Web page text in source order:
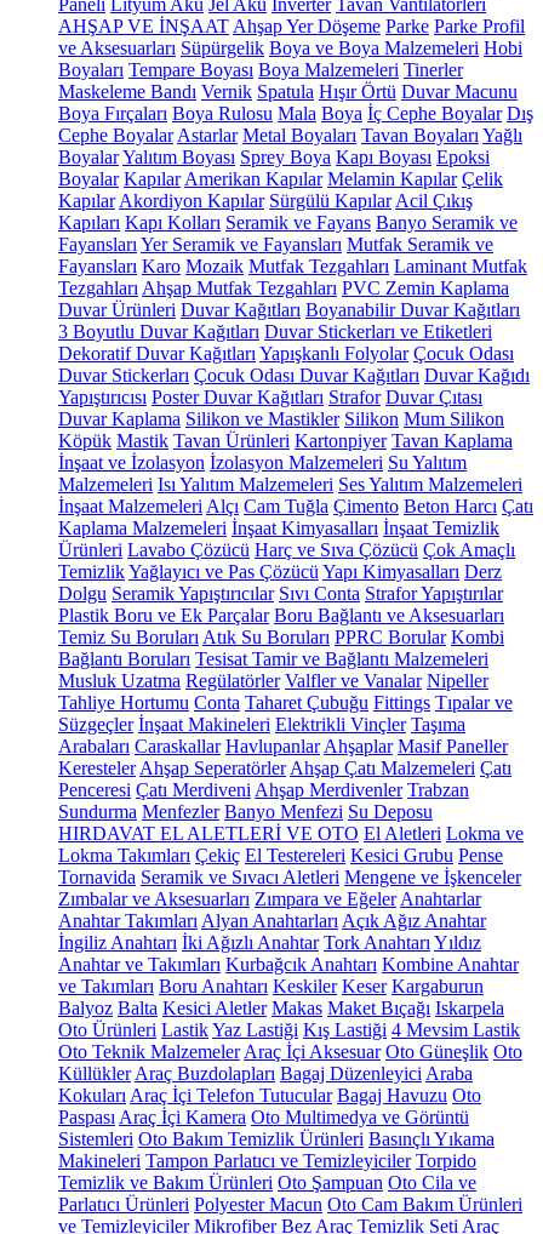
Paneli Lityum Akü Jel Akü İnverter Tavan Vantilatörleri
AHŞAP VE İNŞAAT Ahşap Yer Döşeme Parke Parke Profil
ve Aksesuarları Süpürgelik Boya ve Boya Malzemeleri Hobi
Boyaları Tempare Boyası Boya Malzemeleri Tinerler
Maskeleme Bandı Vernik Spatula Hışır Örtü Duvar Macunu
Boya Fırçaları Boya Rulosu Mala Boya İç Cephe Boyalar Dış
Cephe Boyalar Astarlar Metal Boyaları Tavan Boyaları Yağlı
BoyalarYalıtım Boyası Sprey Boya Kapı Boyası Epoksi
Boyalar Kapılar Amerikan Kapılar Melamin Kapılar Çelik
Kapılar Akordiyon Kapılar Sürgülü Kapılar Acil Çıkış
Kapıları Kapı Kolları Seramik ve Fayans Banyo Seramik ve
Fayansları Yer Seramik ve Fayansları Mutfak Seramik ve
Fayansları Karo Mozaik Mutfak Tezgahları Laminant Mutfak
Tezgahları Ahşap Mutfak Tezgahları PVC Zemin Kaplama
Duvar Ürünleri Duvar Kağıtları Boyanabilir Duvar Kağıtları
3 Boyutlu Duvar Kağıtları Duvar Stickerları ve Etiketleri
Dekoratif Duvar Kağıtları Yapışkanlı Folyolar Çocuk Odası
Duvar Stickerları Çocuk Odası Duvar Kağıtları Duvar Kağıdı
Yapıştırıcısı Poster Duvar Kağıtları Strafor Duvar Çıtası
Duvar Kaplama Silikon ve Mastikler Silikon Mum Silikon
Köpük Mastik Tavan Ürünleri Kartonpiyer Tavan Kaplama
İnşaat ve İzolasyon İzolasyon Malzemeleri Su Yalıtım
Malzemeleri Isı Yalıtım Malzemeleri Ses Yalıtım Malzemeleri
İnşaat Malzemeleri Alçı Cam Tuğla Çimento Beton Harcı Çatı
Kaplama Malzemeleri İnşaat Kimyasalları İnşaat Temizlik
Ürünleri Lavabo Çözücü Harç ve Sıva Çözücü Çok Amaçlı
TemizlikYağlayıcı ve Pas Çözücü Yapı Kimyasalları Derz
Dolgu Seramik Yapıştırıcılar Sıvı Conta Strafor Yapıştırılar
Plastik Boru ve Ek Parçalar Boru Bağlantı ve Aksesuarları
Temiz Su Boruları Atık Su Boruları PPRC Borular Kombi
Bağlantı Boruları Tesisat Tamir ve Bağlantı Malzemeleri
Musluk Uzatma Regülatörler Valfler ve Vanalar Nipeller
Tahliye Hortumu Conta Taharet Çubuğu Fittings Tıpalar ve
Süzgeçler İnşaat Makineleri Elektrikli Vinçler Taşıma
Arabaları Caraskallar Havlupanlar Ahşaplar Masif Paneller
Keresteler Ahşap Seperatörler Ahşap Çatı Malzemeleri Çatı
Penceresi Çatı Merdiveni Ahşap Merdivenler Trabzan
Sundurma Menfezler Banyo Menfezi Su Deposu
HIRDAVAT EL ALETLERİ VE OTO El Aletleri Lokma ve
Lokma Takımları Çekiç El Testereleri Kesici Grubu Pense
Tornavida Seramik ve Sıvacı Aletleri Mengene ve İşkenceler
Zımbalar ve Aksesuarları Zımpara ve Eğeler Anahtarlar
Anahtar Takımları Alyan Anahtarları Açık Ağız Anahtar
İngiliz Anahtarı İki Ağızlı Anahtar Tork Anahtarı Yıldız
Anahtar ve Takımları Kurbağcık Anahtarı Kombine Anahtar
ve Takımları Boru Anahtarı Keskiler Keser Kargaburun
Balyoz Balta Kesici Aletler Makas Maket Bıçağı Iskarpela
Oto Ürünleri LastikYaz Lastiği Kış Lastiği 4 Mevsim Lastik
Oto Teknik Malzemeler Araç İçi Aksesuar Oto Güneşlik Oto
Küllükler Araç Buzdolapları Bagaj Düzenleyici Araba
Kokuları Araç İçi Telefon Tutucular Bagaj Havuzu Oto
Paspası Araç İçi Kamera Oto Multimedya ve Görüntü
Sistemleri Oto Bakım Temizlik Ürünleri Basınçlı Yıkama
Makineleri Tampon Parlatıcı ve Temizleyiciler Torpido
Temizlik ve Bakım Ürünleri Oto Şampuan Oto Cila ve
Parlatıcı Ürünleri Polyester Macun Oto Cam Bakım Ürünleri
ve Temizleyiciler Mikrofiber Bez Araç Temizlik Seti Araç